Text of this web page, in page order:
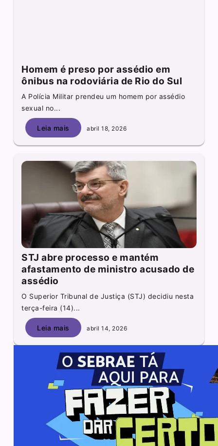
Homem é preso por assédio em
ônibus na rodoviária de Rio do Sul
A Polícia Militar prendeu um homem por assédio
sexual no...
Leia mais abril 18, 2026
STJ abre processo e mantém
afastamento de ministro acusado de
assédio
O Superior Tribunal de Justiça (STJ) decidiu nesta
terça-feira (14)...
Leia mais abril 14, 2026